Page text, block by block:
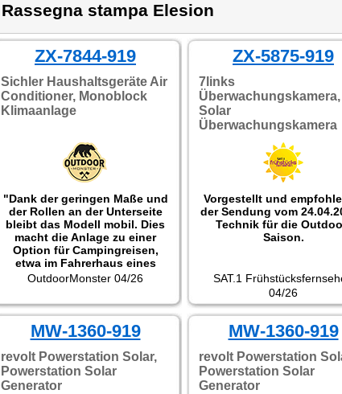
Rassegna stampa Elesion
ZX-7844-919
Sichler Haushaltsgeräte Air
Conditioner, Monoblock
Klimaanlage
"Dank der geringen Maße und
der Rollen an der Unterseite
bleibt das Modell mobil. Dies
macht die Anlage zu einer
Option für Campingreisen,
etwa im Fahrerhaus eines
Campers oder im
sofern die Abluft über ein
leicht geöffnetes Fenster oder
in Richtung Vorzelt
entweichen kann."
OutdoorMonster 04/26
ZX-5875-919
7links
Überwachungskamera,
Solar
Überwachungskamera
Vorgestellt und
der Sendung vom
Technik für die
Saison.
SAT.1
04/26
MW-1360-919
revolt Powerstation Solar,
Powerstation Solar
Generator
MW-1360-919
revolt Powerstation
Powerstation Solar
Generator